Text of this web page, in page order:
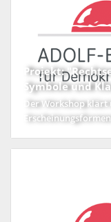
Projekt:
Symbole und
Der Workshop